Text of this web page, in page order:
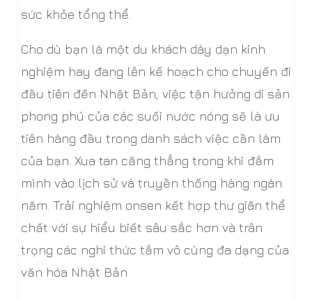
sức khỏe tổng thể.
Cho dù bạn là một du khách dày dạn kinh
nghiệm hay đang lên kế hoạch cho chuyến đi
đầu tiên đến Nhật Bản, việc tận hưởng di sản
phong phú của các suối nước nóng sẽ là ưu
tiên hàng đầu trong danh sách việc cần làm
của bạn. Xua tan căng thẳng trong khi đắm
mình vào lịch sử và truyền thống hàng ngàn
năm. Trải nghiệm onsen kết hợp thư giãn thể
chất với sự hiểu biết sâu sắc hơn và trân
trọng các nghi thức tắm vô cùng đa dạng của
văn hóa Nhật Bản